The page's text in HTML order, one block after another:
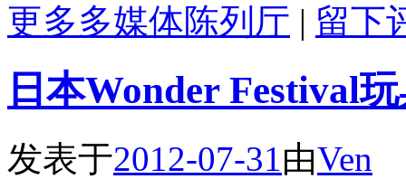
更多多媒体陈列厅 | 留下
日本Wonder Festival
发表于2012-07-31 由Ven